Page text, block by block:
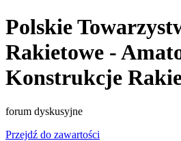
Polskie
Rakietowe -
Konstrukcje
forum dyskusyjne
Przejdź do zawartości